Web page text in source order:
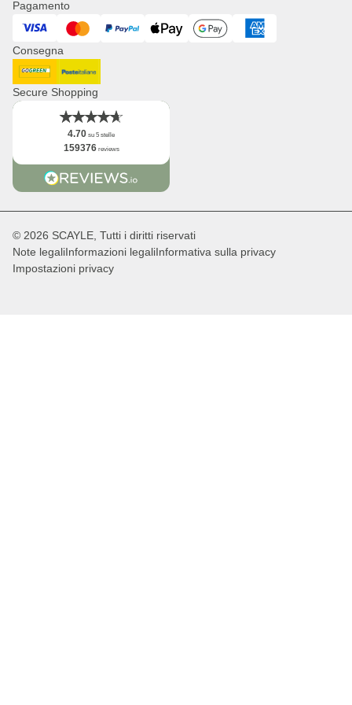
Orologi
Distribuzione & B2B
Newsletter
Logo
Fatti
Pagamento
Visa Mastercard PayPal ApplePay GooglePay American Express
Consegna
DHL GoGreenPost Italiane
Secure Shopping
4.70 su 5 stelle
159376reviews
© 2026 SCAYLE, Tutti i diritti riservati
Note legaliInformazioni legaliInformativa sulla privacy
Impostazioni privacy